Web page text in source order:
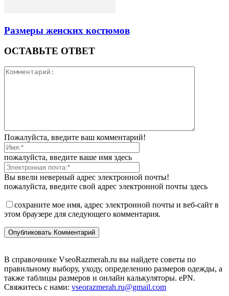
Размеры женских костюмов
ОСТАВЬТЕ ОТВЕТ
Пожалуйста, введите ваш комментарий!
пожалуйста, введите ваше имя здесь
Вы ввели неверный адрес электронной почты!
пожалуйста, введите свой адрес электронной почты здесь
сохраните мое имя, адрес электронной почты и веб-сайт в
этом браузере для следующего комментария.
В справочнике VseoRazmerah.ru вы найдете советы по
правильному выбору, уходу, определению размеров одежды, а
также таблицы размеров и онлайн калькуляторы. ePN.
Свяжитесь с нами: vseorazmerah.ru@gmail.com